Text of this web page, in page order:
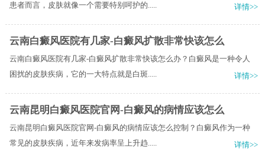
患者而言，皮肤就像一个需要特别呵护的.....
详情>>
云南白癜风医院有几家-白癜风扩散非常快该怎么
云南白癜风医院有几家-白癜风扩散非常快该怎么办？白癜风是一种令人
困扰的皮肤疾病，它的一大特点就是白斑.....
详情>>
云南昆明白癜风医院官网-白癜风的病情应该怎么
云南昆明白癜风医院官网-白癜风的病情应该怎么控制？白癜风作为一种
常见的皮肤疾病，近年来发病率呈上升趋.....
详情>>